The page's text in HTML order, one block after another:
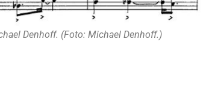
Den­hoff. (Foto: Micha­el Denhoff.)